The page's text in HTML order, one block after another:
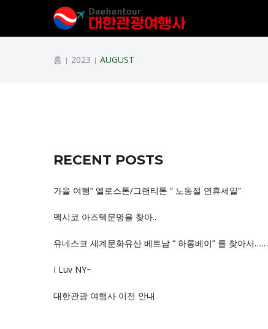
홈 | 2023 | AUGUST
RECENT POSTS
가을 여행” 엘로스톤/그랜티톤 ” 노동절 연휴세일”
멕시코 아즈텍문명을 찾아..
유네스코 세계문화유산 베트남 “ 하롱베이” 를 찾아서……
I Luv NY~
대한관광 여행사 이전 안내